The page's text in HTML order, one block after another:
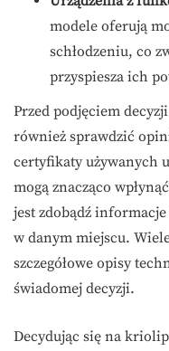
modele oferują
schłodzeniu, co
przyspiesza ich
Przed podjęciem
również sprawdzić
certyfikaty używanych
mogą znacząco
jest zdobądź
w danym miejscu.
szczegółowe opisy
świadomej decyzji.
Decydując się na